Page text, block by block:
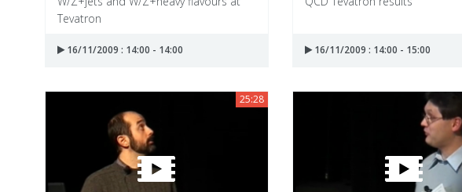
Tevatron
16/11/2009 : 14:00 - 14:00 16/11/2009 : 14:00 - 15:00
25:28